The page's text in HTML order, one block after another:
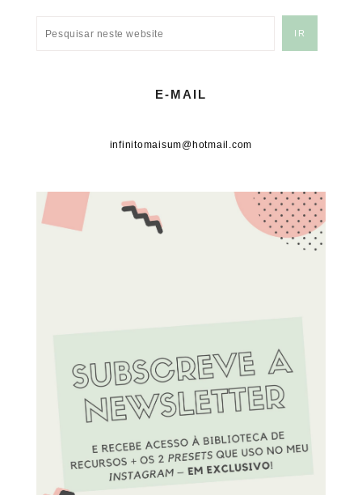
E-MAIL
infinitomaisum@hotmail.com